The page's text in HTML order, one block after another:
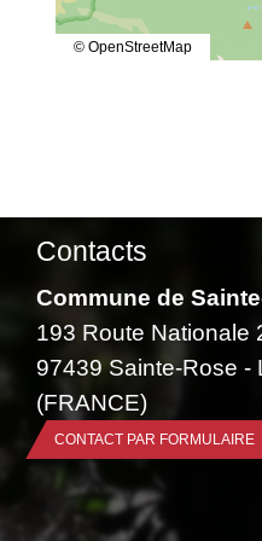
© OpenStreetMap
Contacts
Commune de
193 Route Nationale
97439 Sainte-Rose -
(FRANCE)
CONTACT PAR FORMULAIRE